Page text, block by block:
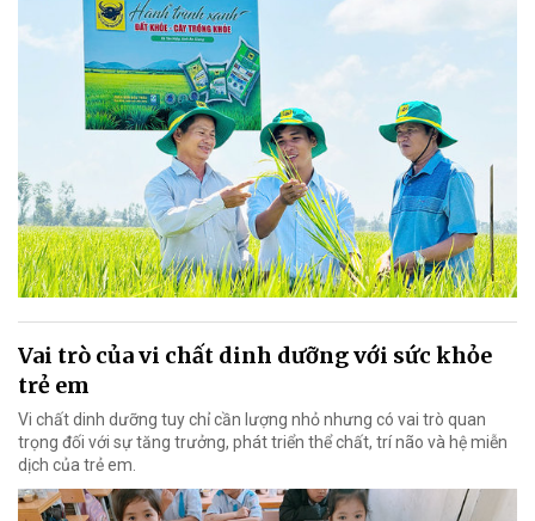
Vai trò của vi chất dinh dưỡng với sức khỏe
trẻ em
Vi chất dinh dưỡng tuy chỉ cần lượng nhỏ nhưng có vai trò quan
trọng đối với sự tăng trưởng, phát triển thể chất, trí não và hệ miễn
dịch của trẻ em.